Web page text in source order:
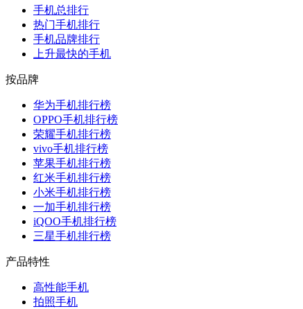
手机总排行
热门手机排行
手机品牌排行
上升最快的手机
按品牌
华为手机排行榜
OPPO手机排行榜
荣耀手机排行榜
vivo手机排行榜
苹果手机排行榜
红米手机排行榜
小米手机排行榜
一加手机排行榜
iQOO手机排行榜
三星手机排行榜
产品特性
高性能手机
拍照手机